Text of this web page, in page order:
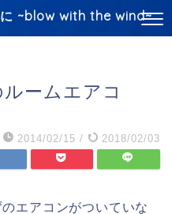
~blow with the wind~
ルームエアコ
2014/02/15 / 2018/02/03
エアコンがついていな